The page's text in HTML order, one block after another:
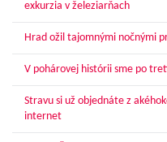
exkurzia v železiarňach
Hrad ožil tajomnými nočnými
V pohárovej histórii sme po
Stravu si už objednáte z
internet